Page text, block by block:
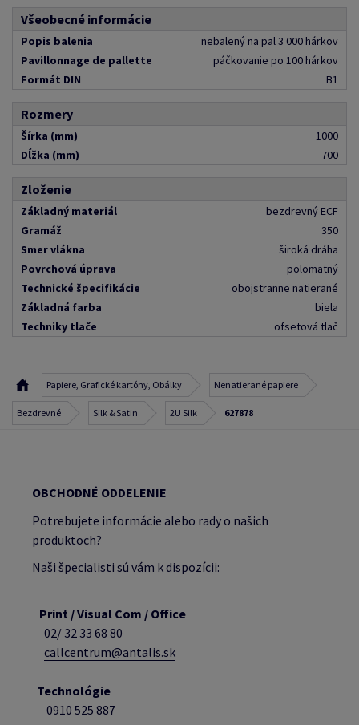
Všeobecné informácie
Popis balenia
nebalený na pal 3 000 hárkov
Pavillonnage de pallette
páčkovanie po 100 hárkov
Formát DIN
B1
Rozmery
Šírka (mm)
1000
Dĺžka (mm)
700
Zloženie
Základný materiál
bezdrevný ECF
Gramáž
350
Smer vlákna
široká dráha
Povrchová úprava
polomatný
Technické špecifikácie
obojstranne natierané
Základná farba
biela
Techniky tlače
ofsetová tlač
Papiere, Grafické kartóny, Obálky Nenatierané papiere
Bezdrevné Silk & Satin 2U Silk 627878
OBCHODNÉ ODDELENIE
Potrebujete informácie alebo rady o našich
produktoch?
Naši špecialisti sú vám k dispozícii:
Print / Visual Com / Office
02/ 32 33 68 80
callcentrum@antalis.sk
Technológie
0910 525 887